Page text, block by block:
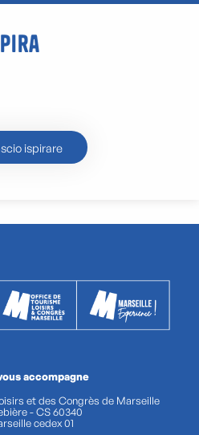
ispirare
accompagne
et des Congrès de Marseille
- CS 60340
cedex 01